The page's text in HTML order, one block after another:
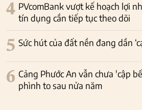
4 PVcomBank vượt kế hoạch lợi
tín dụng cần tiếp tục theo dõi
5 Sức hút của đất nền đang dần
6 Cảng Phước An vẫn chưa 'cập
phình to sau nửa năm